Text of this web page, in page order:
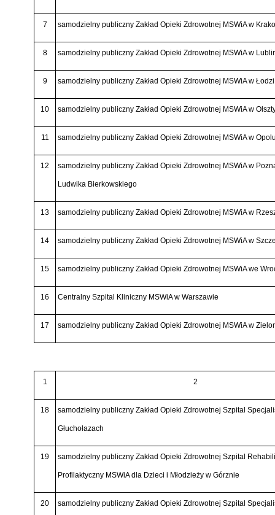
7 samodzielny publiczny Zakład Opieki Zdrowotnej MSWiA w
8 samodzielny publiczny Zakład Opieki Zdrowotnej MSWiA w
9 samodzielny publiczny Zakład Opieki Zdrowotnej MSWiA w Łodzi
10 samodzielny publiczny Zakład Opieki Zdrowotnej MSWiA w
11 samodzielny publiczny Zakład Opieki Zdrowotnej MSWiA w
12 samodzielny publiczny Zakład Opieki Zdrowotnej MSWiA w
Ludwika Bierkowskiego
13 samodzielny publiczny Zakład Opieki Zdrowotnej MSWiA w
14 samodzielny publiczny Zakład Opieki Zdrowotnej MSWiA w
15 samodzielny publiczny Zakład Opieki Zdrowotnej MSWiA we
16 Centralny Szpital Kliniczny MSWiA w Warszawie
17 samodzielny publiczny Zakład Opieki Zdrowotnej MSWiA w
1 2
18 samodzielny publiczny Zakład Opieki Zdrowotnej Szpital
Głuchołazach
19 samodzielny publiczny Zakład Opieki Zdrowotnej Szpital
Profilaktyczny MSWiA dla Dzieci i Młodzieży w Górznie
20 samodzielny publiczny Zakład Opieki Zdrowotnej Szpital